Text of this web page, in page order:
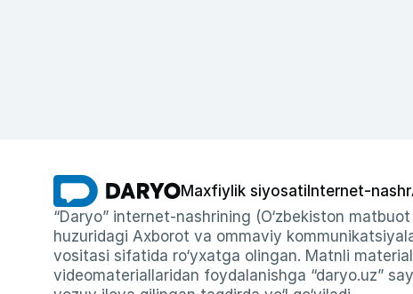
Maxfiylik siyosati Internet-nashr
“Daryo” internet-nashrining (O‘zbekiston
huzuridagi Axborot va ommaviy
vositasi sifatida ro‘yxatga olingan. Matnli
videomateriallaridan foydalanishga “daryo.uz”